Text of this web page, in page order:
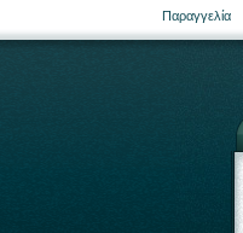
Παραγγελία